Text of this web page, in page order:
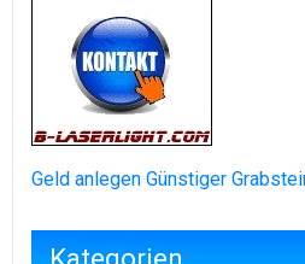
Geld anlegen Günstiger